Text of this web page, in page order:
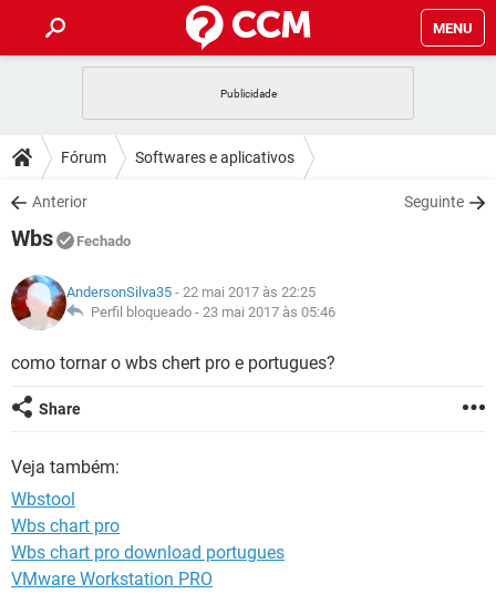
MENU
CELULAR FACEBOOK
OUTLOOK
INSTAGRAM
GUIA DE COMPRAS
DICAS
JOGOS WHATSAPP
INSTAGRAM GMAIL
GUIA DE COMPRAS
DOWNLOADS
JOGOS
CELULAR
OUTLOOK EXCEL
FÓRUM
JOGOS WHATSAPP
CELULAR
OUTLOOK EXCEL
INSTAGRAM
GLOSSÁRIO
WHATSAPP
INSTAGRAM
GUIA DE COMPRAS
Fórum Softwares e aplicativos
Anterior Seguinte
Wbs Fechado
AndersonSilva35 - 22 mai 2017 às 22:25
Perfil bloqueado - 23 mai 2017 às 05:46
como tornar o wbs chert pro e portugues?
Share
Veja também:
Wbstool
Wbs chart pro
Wbs chart pro download portugues
VMware Workstation PRO